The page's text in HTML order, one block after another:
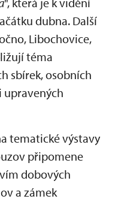
dubna. Další
Libochovice,
téma
sbírek, osobních
upravených
tematické výstavy
připomene
dobových
a zámek